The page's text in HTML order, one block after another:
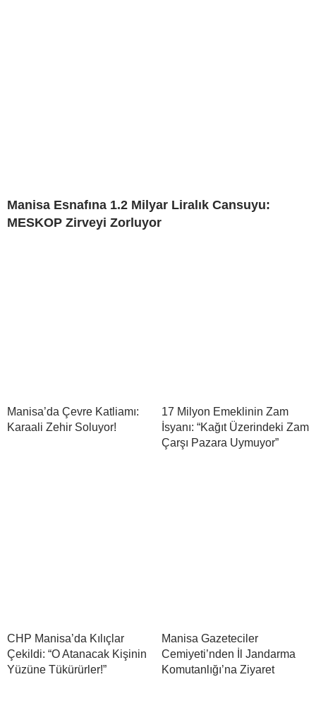
Manisa Esnafına 1.2 Milyar Liralık Cansuyu:
MESKOP Zirveyi Zorluyor
Manisa’da Çevre Katliamı:
Karaali Zehir Soluyor!
17 Milyon Emeklinin Zam
İsyanı: “Kağıt Üzerindeki Zam
Çarşı Pazara Uymuyor”
CHP Manisa’da Kılıçlar
Çekildi: “O Atanacak Kişinin
Yüzüne Tükürürler!”
Manisa Gazeteciler
Cemiyeti’nden İl Jandarma
Komutanlığı’na Ziyaret